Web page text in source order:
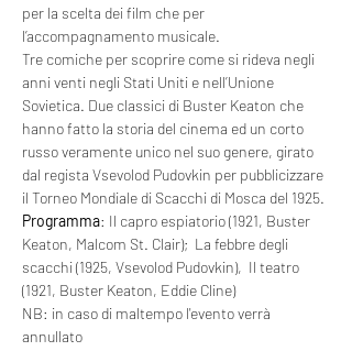
per la scelta dei film che per
l’accompagnamento musicale.
Tre comiche per scoprire come si rideva negli
anni venti negli Stati Uniti e nell’Unione
Sovietica. Due classici di Buster Keaton che
hanno fatto la storia del cinema ed un corto
russo veramente unico nel suo genere, girato
dal regista Vsevolod Pudovkin per pubblicizzare
il Torneo Mondiale di Scacchi di Mosca del 1925.
Programma: Il capro espiatorio (1921, Buster
Keaton, Malcom St. Clair);  La febbre degli
scacchi (1925, Vsevolod Pudovkin),  Il teatro
(1921, Buster Keaton, Eddie Cline)
NB: in caso di maltempo l'evento verrà
annullato